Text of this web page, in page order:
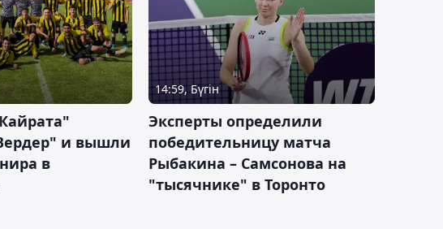
и вышли
в
14:59, Бүгін
Эксперты определили
победительницу матча
Рыбакина – Самсонова на
"тысячнике" в Торонто